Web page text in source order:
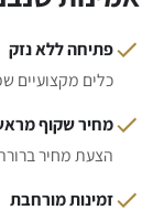
פתיחה ללא נזק
כלים מקצועיים
מחיר שקוף
הצעת מחיר
זמינות מורחבת